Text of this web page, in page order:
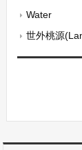
Water
世外桃源